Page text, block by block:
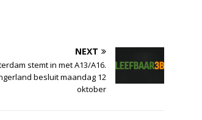
NEXT
stemt in met A13/A16.
besluit maandag 12
oktober